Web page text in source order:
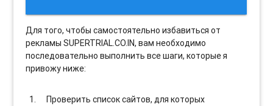
Для того, чтобы самостоятельно избавиться от
рекламы SUPERTRIAL.CO.IN, вам необходимо
последовательно выполнить все шаги, которые я
привожу ниже:
Проверить список сайтов, для которых